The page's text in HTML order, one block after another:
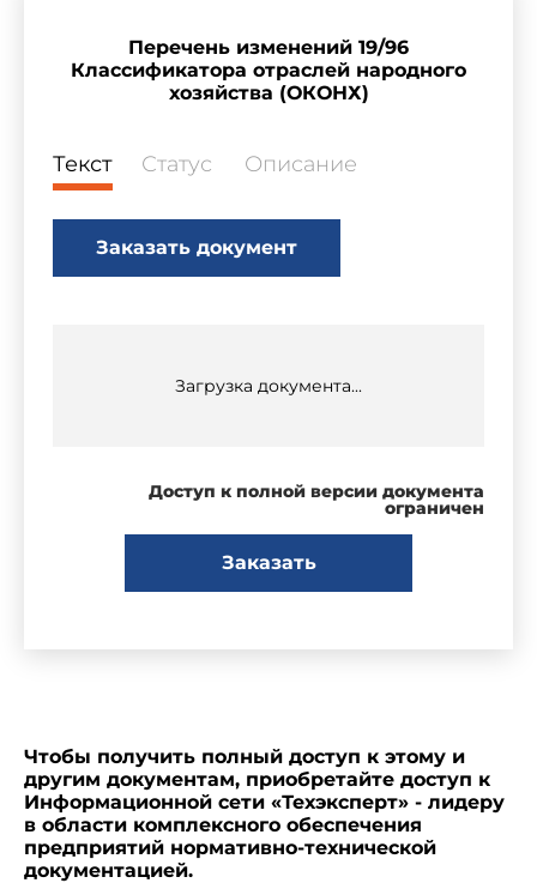
Перечень изменений 19/96
Классификатора отраслей народного
хозяйства (ОКОНХ)
Текст Статус Описание
Заказать документ
Загрузка документа...
Доступ к полной версии документа
ограничен
Заказать
Чтобы получить полный доступ к этому и
другим документам, приобретайте доступ к
Информационной сети «Техэксперт» - лидеру
в области комплексного обеспечения
предприятий нормативно-технической
документацией.